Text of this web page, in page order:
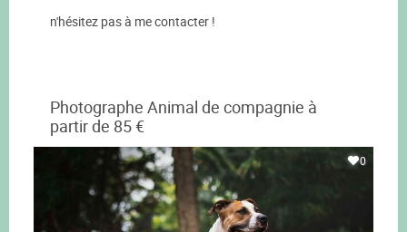
n'hésitez pas à me contacter !
Photographe Animal de compagnie à
partir de 85 €
0